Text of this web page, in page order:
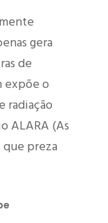
gera
de
expõe o
radiação
ALARA (As
preza